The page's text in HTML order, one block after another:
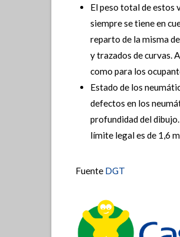
El peso total de estos
siempre se tiene en
reparto de la misma
y trazados de curvas.
como para los
Estado de los
defectos en los
profundidad del
límite legal es de 1,6
Fuente DGT